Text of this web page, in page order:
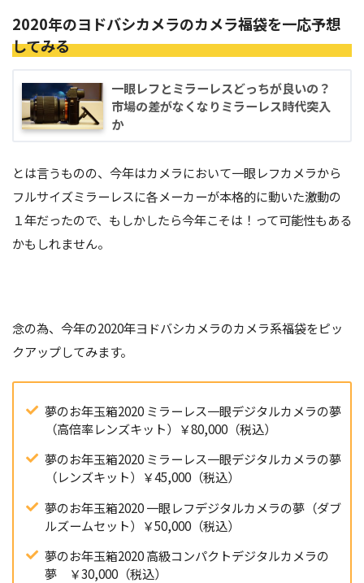
2020年のヨドバシカメラのカメラ福袋を一応予想
してみる
一眼レフとミラーレスどっちが良いの？
市場の差がなくなりミラーレス時代突入
か
とは言うものの、今年はカメラにおいて一眼レフカメラから
フルサイズミラーレスに各メーカーが本格的に動いた激動の
１年だったので、もしかしたら今年こそは！って可能性もある
かもしれません。
念の為、今年の2020年ヨドバシカメラのカメラ系福袋をピッ
クアップしてみます。
夢のお年玉箱2020 ミラーレス一眼デジタルカメラの夢
（高倍率レンズキット）￥80,000（税込）
夢のお年玉箱2020 ミラーレス一眼デジタルカメラの夢
（レンズキット）￥45,000（税込）
夢のお年玉箱2020 一眼レフデジタルカメラの夢（ダブ
ルズームセット）￥50,000（税込）
夢のお年玉箱2020 高級コンパクトデジタルカメラの
夢 ￥30,000（税込）